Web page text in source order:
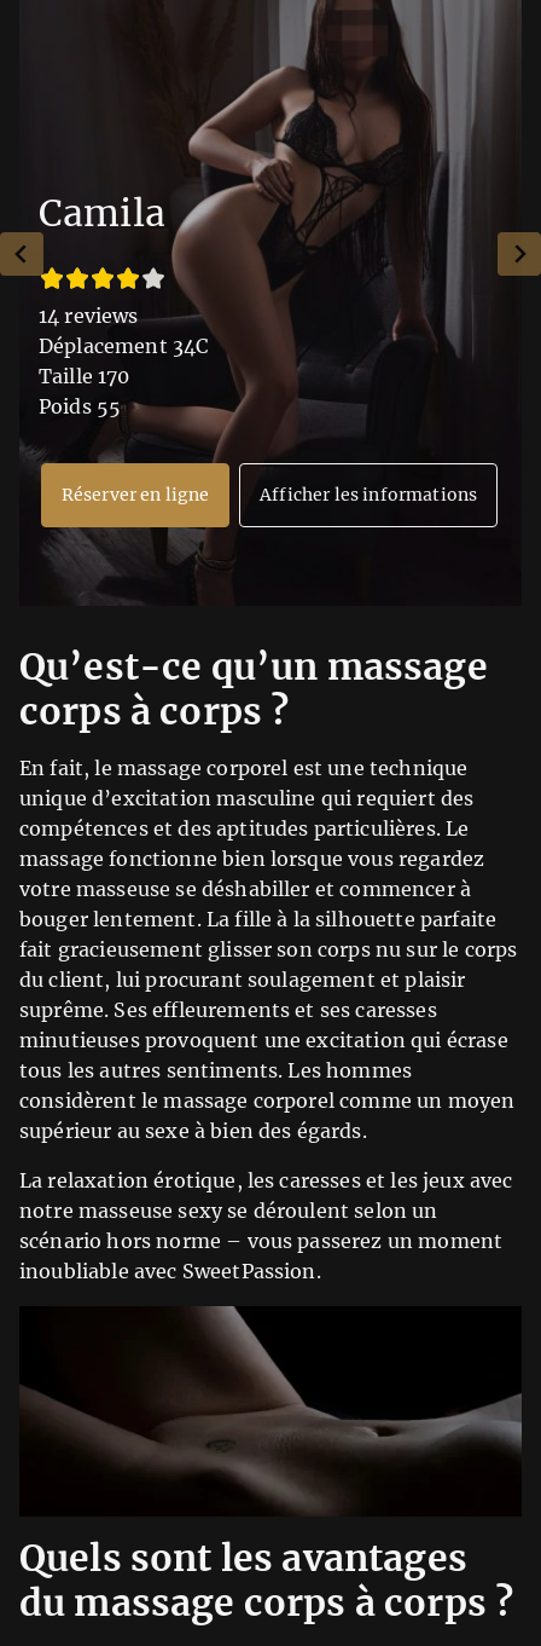
Camila
14 reviews
Déplacement 34C
Taille 170
Poids 55
Réserver en ligne Afficher les informations
Qu’est-ce qu’un massage
corps à corps ?
En fait, le massage corporel est une technique
unique d’excitation masculine qui requiert des
compétences et des aptitudes particulières. Le
massage fonctionne bien lorsque vous regardez
votre masseuse se déshabiller et commencer à
bouger lentement. La fille à la silhouette parfaite
fait gracieusement glisser son corps nu sur le corps
du client, lui procurant soulagement et plaisir
suprême. Ses effleurements et ses caresses
minutieuses provoquent une excitation qui écrase
tous les autres sentiments. Les hommes
considèrent le massage corporel comme un moyen
supérieur au sexe à bien des égards.
La relaxation érotique, les caresses et les jeux avec
notre masseuse sexy se déroulent selon un
scénario hors norme – vous passerez un moment
inoubliable avec SweetPassion.
Quels sont les avantages
du massage corps à corps ?